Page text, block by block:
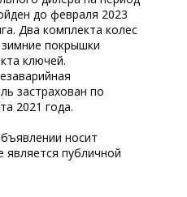
до февраля 2023
Два комплекта колес
покрышки
ключей.
застрахован по
2021 года.
носит
является публичной